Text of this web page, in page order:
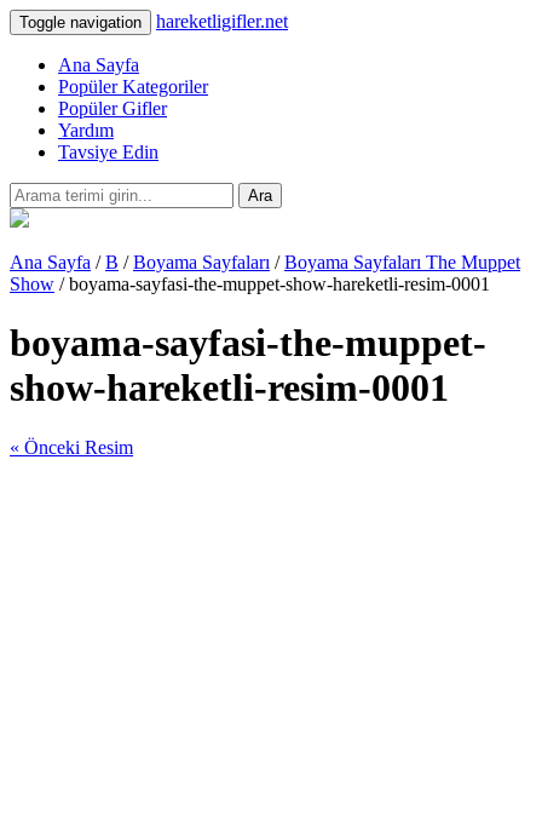
Toggle navigation hareketligifler.net
Ana Sayfa
Popüler Kategoriler
Popüler Gifler
Yardım
Tavsiye Edin
Ara
Ana Sayfa /B /Boyama Sayfaları /Boyama Sayfaları The Muppet
Show / boyama-sayfasi-the-muppet-show-hareketli-resim-0001
boyama-sayfasi-the-muppet-
show-hareketli-resim-0001
« Önceki Resim